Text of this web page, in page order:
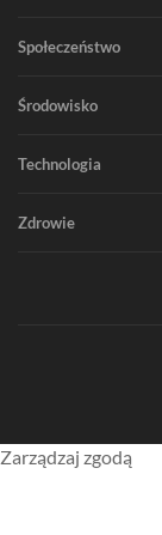
Społeczeństwo
Środowisko
Technologia
Zdrowie
Zarządzaj zgodą